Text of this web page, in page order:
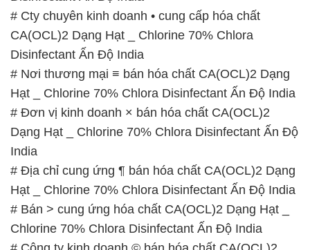
Hạt _ Chlorine 70% Chlora Disinfectant Ấn Độ India
# Đơn vị kinh doanh × bán hóa chất CA(OCL)2
Dạng Hạt _ Chlorine 70% Chlora Disinfectant Ấn Độ
# Địa chỉ cung ứng ¶ bán hóa chất CA(OCL)2 Dạng
Hạt _ Chlorine 70% Chlora Disinfectant Ấn Độ India
# Bán > cung ứng hóa chất CA(OCL)2 Dạng Hạt _
Chlorine 70% Chlora Disinfectant Ấn Độ India
# Công ty kinh doanh © bán hóa chất CA(OCL)2
Dạng Hạt _ Chlorine 70% Chlora Disinfectant Ấn Độ
India
# Đơn vị phân phối — cung cấp hóa chất CA(OCL)2
Dạng Hạt _ Chlorine 70% Chlora Disinfectant Ấn Độ